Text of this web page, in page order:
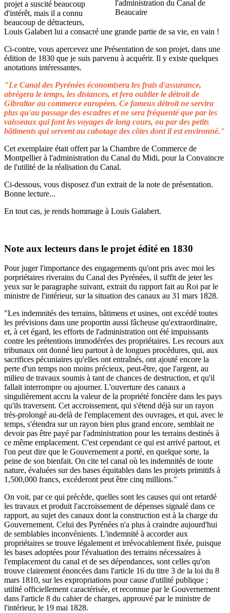
projet a suscité beaucoup
d'intérêt, mais il a connu
beaucoup de détracteurs,
Louis Galabert lui a consacré une grande partie de sa vie, en vain !
Ci-contre, vous apercevez une Présentation de son projet, dans une
édition de 1830 que je suis parvenu à acquérir. Il y existe quelques
anotations intéressantes.
"Le Canal des Pyrénées économisera les frais d'assurance,
abrégera le temps, les distances, et fera oublier le détroit de
Gibraltar au commerce européen. Ce fameux détroit ne servira
plus qu'au passage des escadres et ne sera fréquenté que par les
vaisseaux qui font les voyages de long cours, ou par des petits
bâtiments qui servent au cabotage des côtes dont il est environné."
Cet exemplaire était offert par la Chambre de Commerce de
Montpellier à l'administration du Canal du Midi, pour la Convaincre
de l'utilité de la réalisation du Canal.
Ci-dessous, vous disposez d'un extrait de la note de présentation.
Bonne lecture...
En tout cas, je rends hommage à Louis Galabert.
Note aux lecteurs dans le projet édité en 1830
Pour juger l'importance des engagements qu'ont pris avec moi les
porpriétaires riverains du Canal des Pyrénées, il suffit de jeter les
yeux sur le paragraphe suivant, extrait du rapport fait au Roi par le
ministre de l'intérieur, sur la situation des canaux au 31 mars 1828.
"Les indemnités des terrains, bâtimens et usines, ont excédé toutes
les prévisions dans une proportin aussi fâcheuse qu'extraordinaire,
et, à cet égard, les efforts de l'administration ont été impuissants
contre les prétentions immodérées des propriétaires. Les recours aux
tribunaux ont donné lieu partout à de longues procédures, qui, aux
sacrifices pécuniaires qu'elles ont entraînés, ont ajouté encore la
perte d'un temps non moins précieux, peut-être, que l'argent, au
milieu de travaux soumis à tant de chances de destruction, et qu'il
fallait interrompre ou ajourner. L'ouverture des canaux a
singulièrement accru la valeur de la propriété foncière dans les pays
qu'ils traversent. Cet accroissement, qui s'étend déjà sur un rayon
très-prolongé au-delà de l'emplacement des ouvrages, et qui, avec le
temps, s'étendra sur un rayon bien plus grand encore, semblait ne
devoir pas être payé par l'administration pour les terrains destinés à
ce même emplacement. C'est cependant ce qui est arrivé partout, et
l'on peut dire que le Gouvernement a porté, en quelque sorte, la
peine de son bienfait. On cite tel canal où les indemnités de toute
nature, évaluées sur des bases équitables dans les projets primitifs à
1,500,000 francs, excéderont peut être cinq millions."
On voit, par ce qui précède, quelles sont les causes qui ont retardé
les travaux et produit l'accroissement de dépenses signalé dans ce
rapport, au sujet des canaux dont la construction est à la charge du
Gouvernement. Celui des Pyrénées n'a plus à craindre aujourd'hui
de semblables inconvénients. L'indemnité à accorder aux
propriétaires se trouve légalement et irrévocablement fixée, puisque
les bases adoptées pour l'évaluation des terrains nécessaires à
l'emplacement du canal et de ses dépendances, sont celles qu'on
trouve clairement énoncées dans l'article 16 du titre 3 de la loi du 8
mars 1810, sur les expropriations pour cause d'utilité publique ;
utilité officiellement caractérisée, et reconnue par le Gouvernement
dans l'article 8 du cahier de charges, approuvé par le ministre de
l'intérieur, le 19 mai 1828.